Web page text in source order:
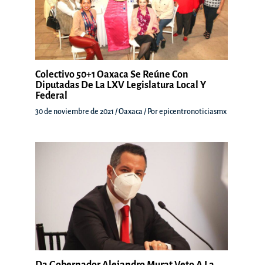
Colectivo 50+1 Oaxaca Se Reúne Con
Diputadas De La LXV Legislatura Local Y
Federal
30 de noviembre de 2021 /Oaxaca / Porepicentronoticiasmx